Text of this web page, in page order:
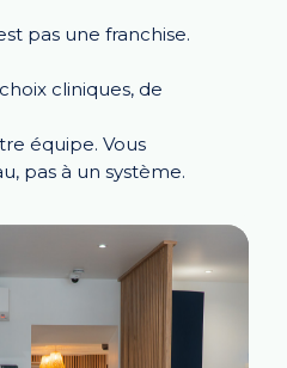
pas une franchise.
cliniques, de
équipe. Vous
pas à un système.